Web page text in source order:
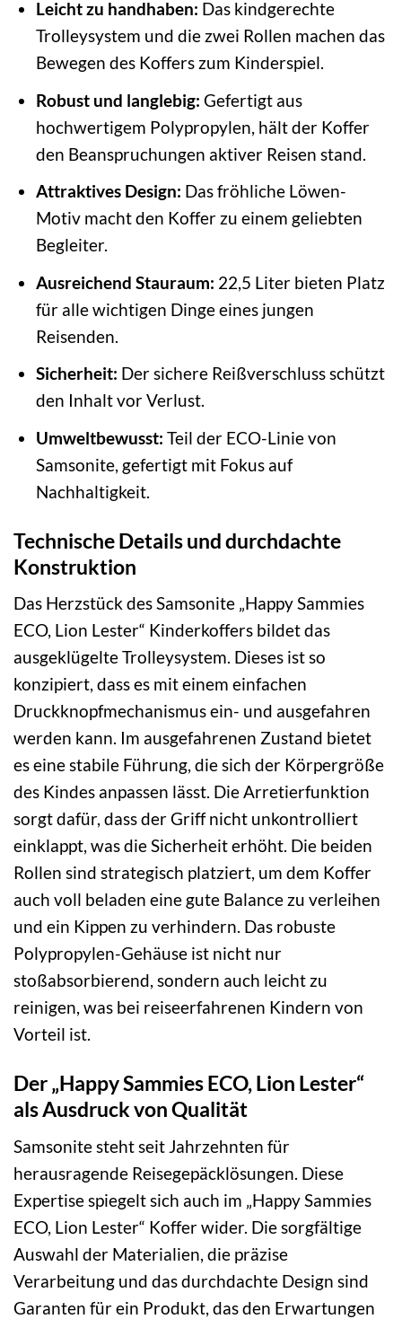
Leicht zu handhaben: Das kindgerechte
Trolleysystem und die zwei Rollen machen das
Bewegen des Koffers zum Kinderspiel.
Robust und langlebig: Gefertigt aus
hochwertigem Polypropylen, hält der Koffer
den Beanspruchungen aktiver Reisen stand.
Attraktives Design: Das fröhliche Löwen-
Motiv macht den Koffer zu einem geliebten
Begleiter.
Ausreichend Stauraum: 22,5 Liter bieten Platz
für alle wichtigen Dinge eines jungen
Reisenden.
Sicherheit: Der sichere Reißverschluss schützt
den Inhalt vor Verlust.
Umweltbewusst: Teil der ECO-Linie von
Samsonite, gefertigt mit Fokus auf
Nachhaltigkeit.
Technische Details und durchdachte
Konstruktion
Das Herzstück des Samsonite „Happy Sammies
ECO, Lion Lester“ Kinderkoffers bildet das
ausgeklügelte Trolleysystem. Dieses ist so
konzipiert, dass es mit einem einfachen
Druckknopfmechanismus ein- und ausgefahren
werden kann. Im ausgefahrenen Zustand bietet
es eine stabile Führung, die sich der Körpergröße
des Kindes anpassen lässt. Die Arretierfunktion
sorgt dafür, dass der Griff nicht unkontrolliert
einklappt, was die Sicherheit erhöht. Die beiden
Rollen sind strategisch platziert, um dem Koffer
auch voll beladen eine gute Balance zu verleihen
und ein Kippen zu verhindern. Das robuste
Polypropylen-Gehäuse ist nicht nur
stoßabsorbierend, sondern auch leicht zu
reinigen, was bei reiseerfahrenen Kindern von
Vorteil ist.
Der „Happy Sammies ECO, Lion Lester“
als Ausdruck von Qualität
Samsonite steht seit Jahrzehnten für
herausragende Reisegepäcklösungen. Diese
Expertise spiegelt sich auch im „Happy Sammies
ECO, Lion Lester“ Koffer wider. Die sorgfältige
Auswahl der Materialien, die präzise
Verarbeitung und das durchdachte Design sind
Garanten für ein Produkt, das den Erwartungen